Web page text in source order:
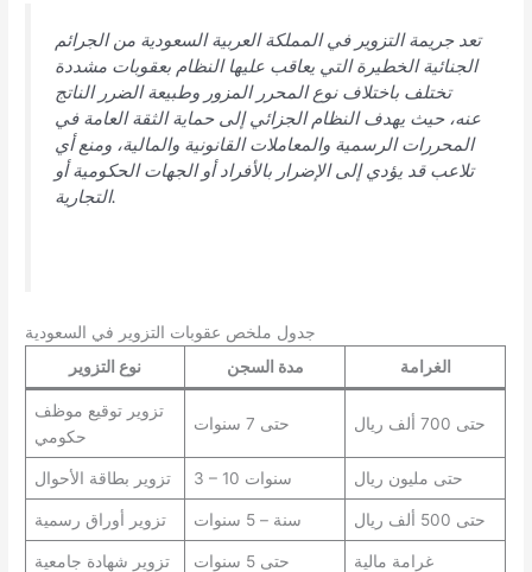
تعد جريمة التزوير في المملكة العربية السعودية من الجرائم
الجنائية الخطيرة التي يعاقب عليها النظام بعقوبات مشددة
تختلف باختلاف نوع المحرر المزور وطبيعة الضرر الناتج
عنه، حيث يهدف النظام الجزائي إلى حماية الثقة العامة في
المحررات الرسمية والمعاملات القانونية والمالية، ومنع أي
تلاعب قد يؤدي إلى الإضرار بالأفراد أو الجهات الحكومية أو
التجارية.
جدول ملخص عقوبات التزوير في السعودية
نوع التزوير
مدة السجن الغرامة
تزوير توقيع موظف
حكومي
حتى 7 سنوات حتى 700 ألف ريال
تزوير بطاقة الأحوال 3 – 10 سنوات حتى مليون ريال
تزوير أوراق رسمية سنة – 5 سنوات حتى 500 ألف ريال
تزوير شهادة جامعية حتى 5 سنوات غرامة مالية